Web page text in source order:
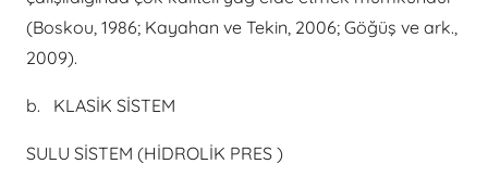
(Boskou, 1986; Kayahan ve Tekin, 2006; Göğüş ve ark.,
2009).
b. KLASİK SİSTEM
SULU SİSTEM (HİDROLİK PRES )